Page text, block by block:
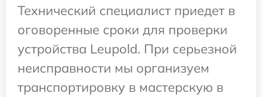
Технический специалист приедет в
оговоренные сроки для проверки
устройства Leupold. При серьезной
неисправности мы организуем
транспортировку в мастерскую в